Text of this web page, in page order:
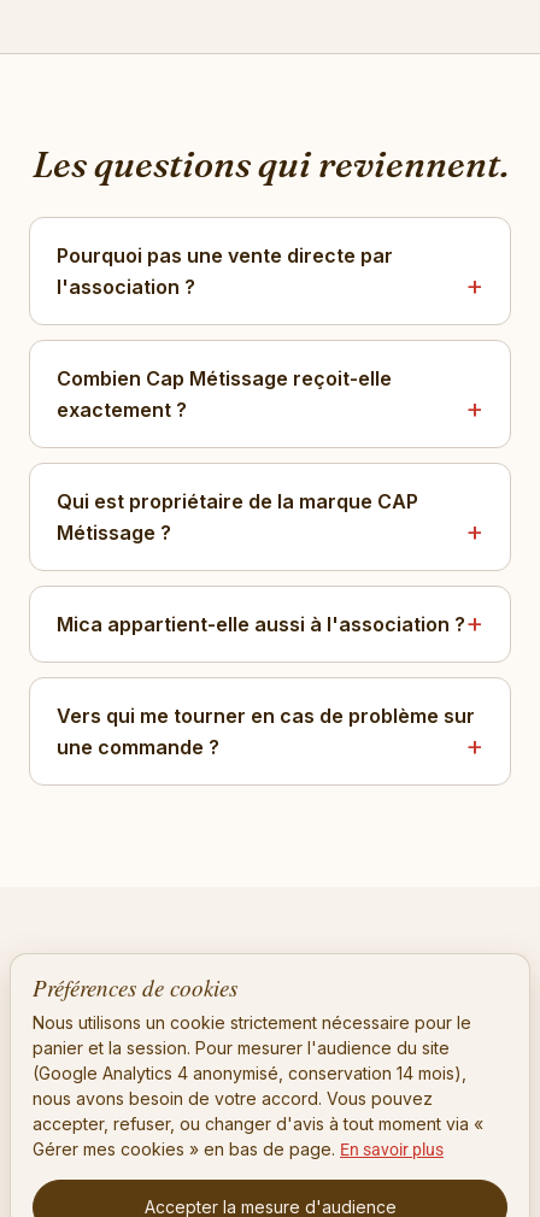
Les questions qui reviennent.
Pourquoi pas une vente directe par
l'association ?
Combien Cap Métissage reçoit-elle
exactement ?
Qui est propriétaire de la marque CAP
Métissage ?
Mica appartient-elle aussi à l'association ?
Vers qui me tourner en cas de problème sur
une commande ?
Une question, une remarque, une
envie de Mica.
Notre boutique reste un work in progress. Vos retours
nous aident à l'améliorer.
Retour à la boutique
Préférences de cookies
Nous utilisons un cookie strictement nécessaire pour le
panier et la session. Pour mesurer l'audience du site
(Google Analytics 4 anonymisé, conservation 14 mois),
nous avons besoin de votre accord. Vous pouvez
accepter, refuser, ou changer d'avis à tout moment via «
Gérer mes cookies » en bas de page. En savoir plus
Accepter la mesure d'audience